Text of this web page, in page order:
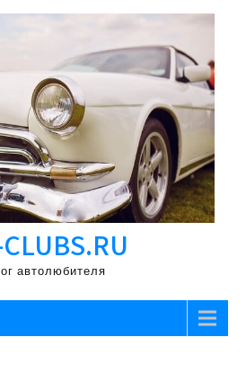
автолюбителя